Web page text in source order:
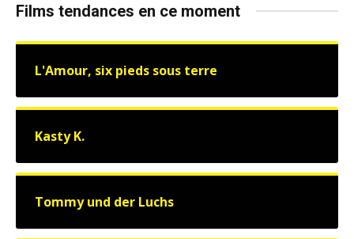
Films tendances en ce moment
L'Amour, six pieds sous terre
Kasty K.
Tommy und der Luchs